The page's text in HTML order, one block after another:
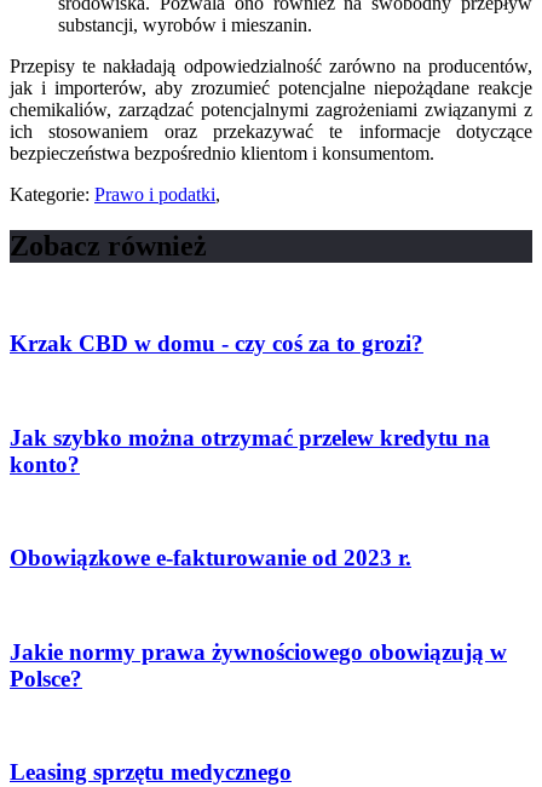
substancji, wyrobów i mieszanin.
Przepisy te nakładają odpowiedzialność zarówno na producentów,
jak i importerów, aby zrozumieć potencjalne niepożądane reakcje
chemikaliów, zarządzać potencjalnymi zagrożeniami związanymi z
ich stosowaniem oraz przekazywać te informacje dotyczące
bezpieczeństwa bezpośrednio klientom i konsumentom.
Kategorie: Prawo i podatki,
Zobacz również
Krzak CBD w domu - czy coś za to grozi?
Jak szybko można otrzymać przelew kredytu na
konto?
Obowiązkowe e-fakturowanie od 2023 r.
Jakie normy prawa żywnościowego obowiązują w
Polsce?
Leasing sprzętu medycznego